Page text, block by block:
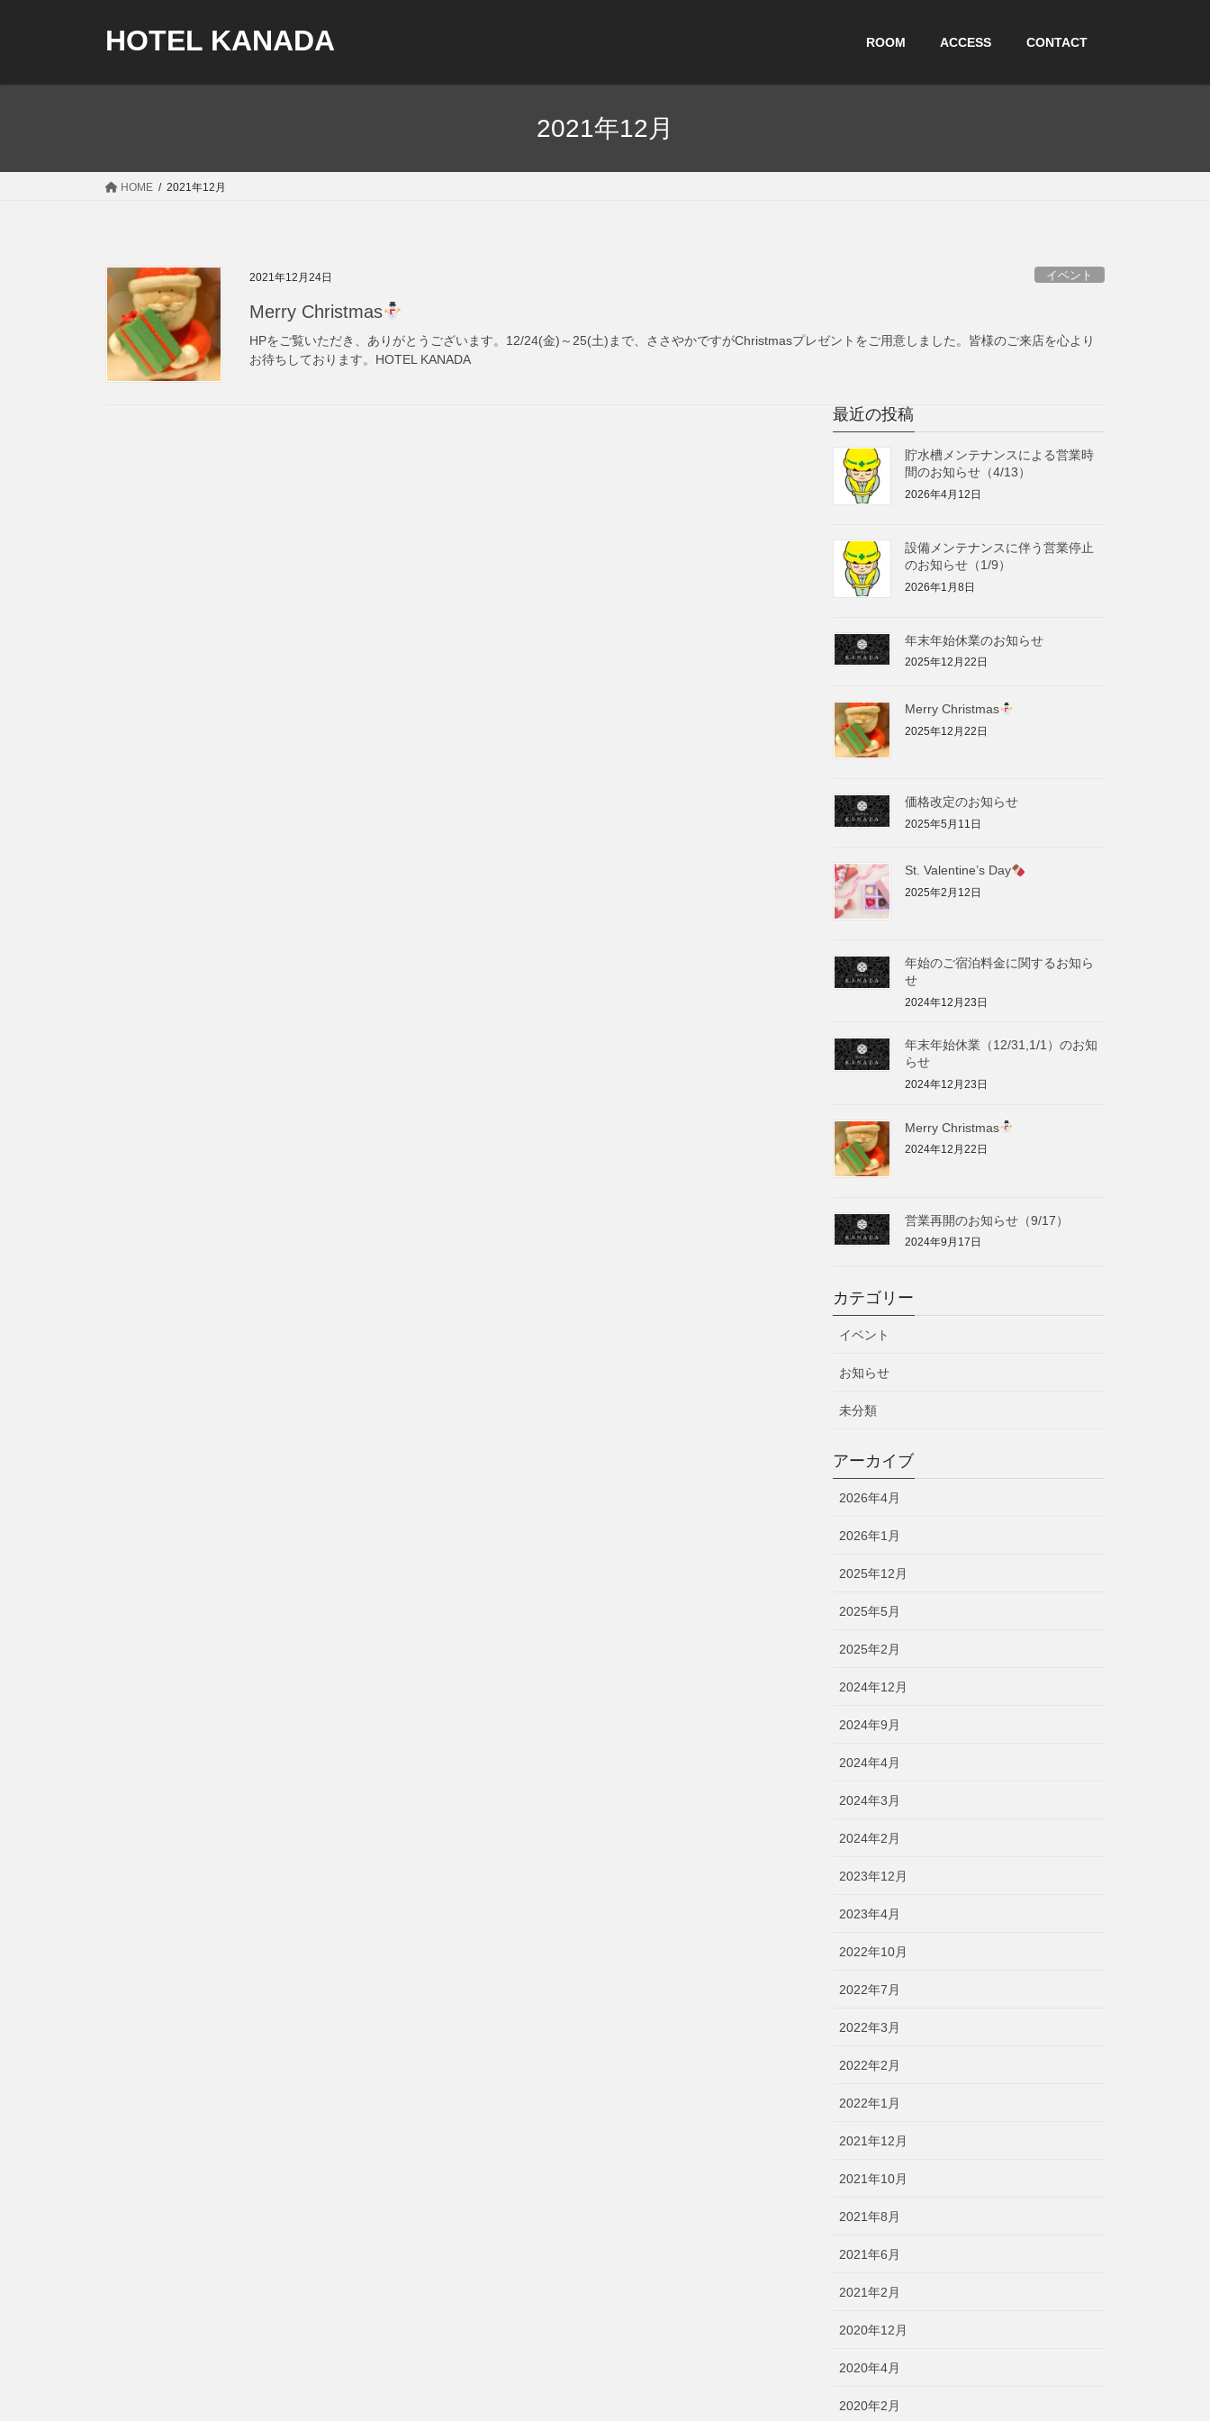
HOTEL KANADA ROOM ACCESS CONTACT
2021年12月
HOME 2021年12月
2021年12月24日 イベント
Merry Christmas
HPをご覧いただき、ありがとうございます。12/24(金)～25(土)まで、ささやかですがChristmasプレゼントをご用意しました。皆様のご来店を心より
お待ちしております。HOTEL KANADA
最近の投稿
貯水槽メンテナンスによる営業時
間のお知らせ（4/13）
2026年4月12日
設備メンテナンスに伴う営業停止
のお知らせ（1/9）
2026年1月8日
年末年始休業のお知らせ
2025年12月22日
Merry Christmas
2025年12月22日
価格改定のお知らせ
2025年5月11日
St. Valentine’s Day
2025年2月12日
年始のご宿泊料金に関するお知ら
せ
2024年12月23日
年末年始休業（12/31,1/1）のお知
らせ
2024年12月23日
Merry Christmas
2024年12月22日
営業再開のお知らせ（9/17）
2024年9月17日
カテゴリー
イベント
お知らせ
未分類
アーカイブ
2026年4月
2026年1月
2025年12月
2025年5月
2025年2月
2024年12月
2024年9月
2024年4月
2024年3月
2024年2月
2023年12月
2023年4月
2022年10月
2022年7月
2022年3月
2022年2月
2022年1月
2021年12月
2021年10月
2021年8月
2021年6月
2021年2月
2020年12月
2020年4月
2020年2月